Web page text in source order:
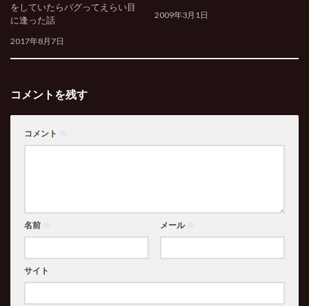
をしていたらバグってえらい目
に逢った話
2017年8月7日
2009年3月1日
コメントを残す
コメント ※
名前 ※ メール ※
サイト